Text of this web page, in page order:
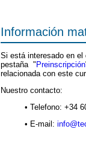
Información
Si está interesado en el
pestaña " Preinscripción
relacionada con este
Nuestro contacto:
• Telefono: +34
• E-mail: